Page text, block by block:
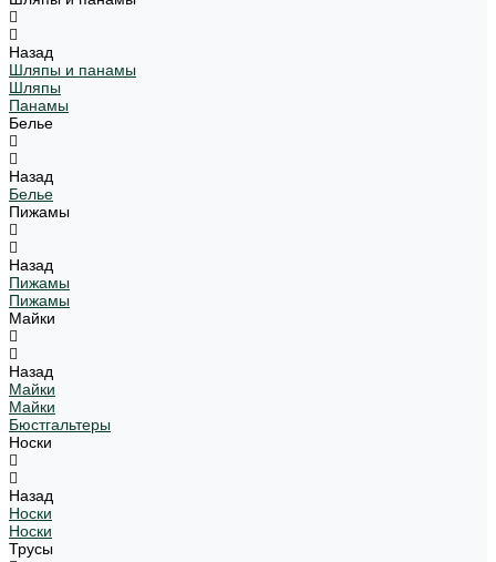
Назад
Шляпы и панамы
Шляпы
Панамы
Белье
Назад
Белье
Пижамы
Назад
Пижамы
Пижамы
Майки
Назад
Майки
Майки
Бюстгальтеры
Носки
Назад
Носки
Носки
Трусы